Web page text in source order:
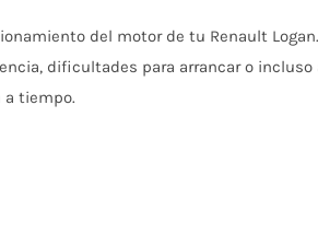
del motor de tu Renault
dificultades para arrancar o incluso
a tiempo.